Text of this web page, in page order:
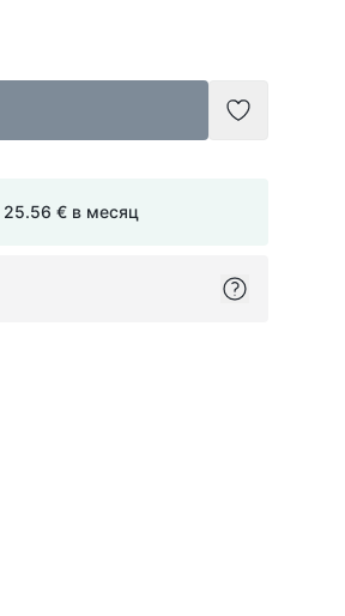
Добавить
25.56 € в месяц